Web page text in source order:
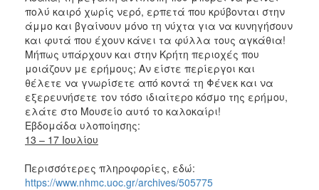
πολύ καιρό χωρίς νερό, ερπετά που κρύβονται στην
άμμο και βγαίνουν μόνο τη νύχτα για να κυνηγήσουν
και φυτά που έχουν κάνει τα φύλλα τους αγκάθια!
Μήπως υπάρχουν και στην Κρήτη περιοχές που
μοιάζουν με ερήμους; Αν είστε περίεργοι και
θέλετε να γνωρίσετε από κοντά τη Φένεκ και να
εξερευνήσετε τον τόσο ιδιαίτερο κόσμο της ερήμου,
ελάτε στο Μουσείο αυτό το καλοκαίρι!
Εβδομάδα υλοποίησης:
13 – 17 Ιουλίου
Περισσότερες πληροφορίες, εδώ:
https://www.nhmc.uoc.gr/archives/505775